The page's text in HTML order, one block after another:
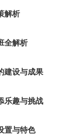
解析
全解析
建设与成果
乐趣与挑战
置与特色